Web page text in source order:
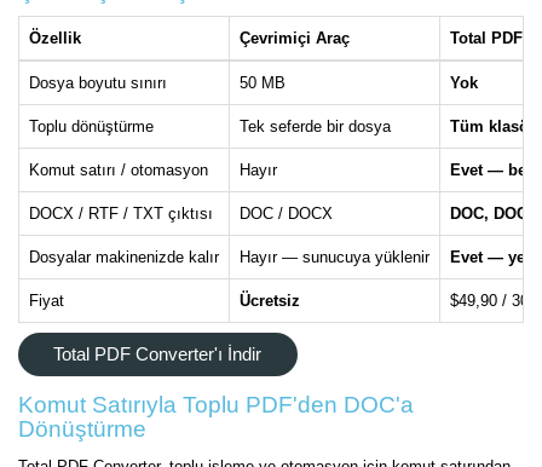
Özellik Çevrimiçi Araç Total PDF
Dosya boyutu sınırı 50 MB Yok
Toplu dönüştürme Tek seferde bir dosya Tüm
Komut satırı / otomasyon Hayır Evet —
DOCX / RTF / TXT çıktısı DOC / DOCX DOC,
Dosyalar makinenizde kalır Hayır — sunucuya yüklenir Evet —
Fiyat Ücretsiz $49,90 / 30
Total PDF Converter'ı İndir
Komut Satırıyla Toplu PDF'den DOC'a
Dönüştürme